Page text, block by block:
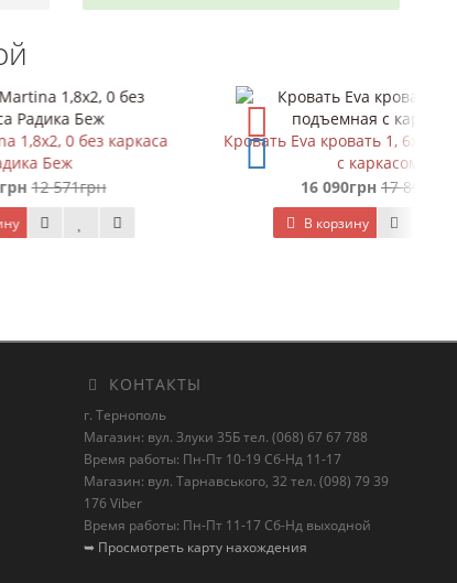
Кровать Eva кровать 1, 6х2, 0 подъемная
с каркасом
17 892грн
КОНТАКТЫ
г. Тернополь
Магазин: вул. Злуки 35Б тел. (068) 67 67 788
Время работы: Пн-Пт 10-19 Сб-Нд 11-17
Магазин: вул. Тарнавського, 32 тел. (098) 79 39
176 Viber
Время работы: Пн-Пт 11-17 Сб-Нд выходной
➥ Просмотреть карту нахождения